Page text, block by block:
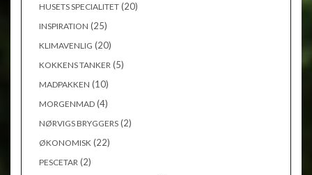
HUSETS SPECIALITET (20)
INSPIRATION (25)
KLIMAVENLIG (20)
KOKKENS TANKER (5)
MADPAKKEN (10)
MORGENMAD (4)
NØRVIGS BRYGGERS (2)
ØKONOMISK (22)
PESCETAR (2)